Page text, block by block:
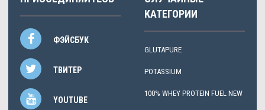
ФЭЙСБУК
ТВИТЕР
YOUTUBE
КАТЕГОРИИ
GLUTAPURE
POTASSIUM
100% WHEY PROTEIN FUEL NEW